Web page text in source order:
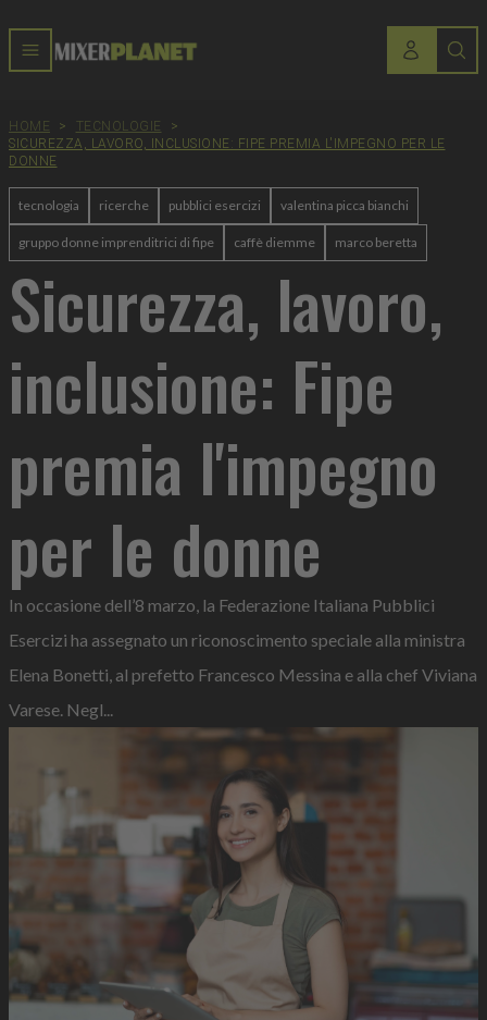
HOME > TECNOLOGIE
>
SICUREZZA, LAVORO, INCLUSIONE: FIPE PREMIA L'IMPEGNO PER LE
DONNE
tecnologia ricerche pubblici esercizi valentina picca bianchi
gruppo donne imprenditrici di fipe caffè diemme marco beretta
Sicurezza, lavoro,
inclusione: Fipe
premia l'impegno
per le donne
In occasione dell’8 marzo, la Federazione Italiana Pubblici
Esercizi ha assegnato un riconoscimento speciale alla ministra
Elena Bonetti, al prefetto Francesco Messina e alla chef Viviana
Varese. Negl...